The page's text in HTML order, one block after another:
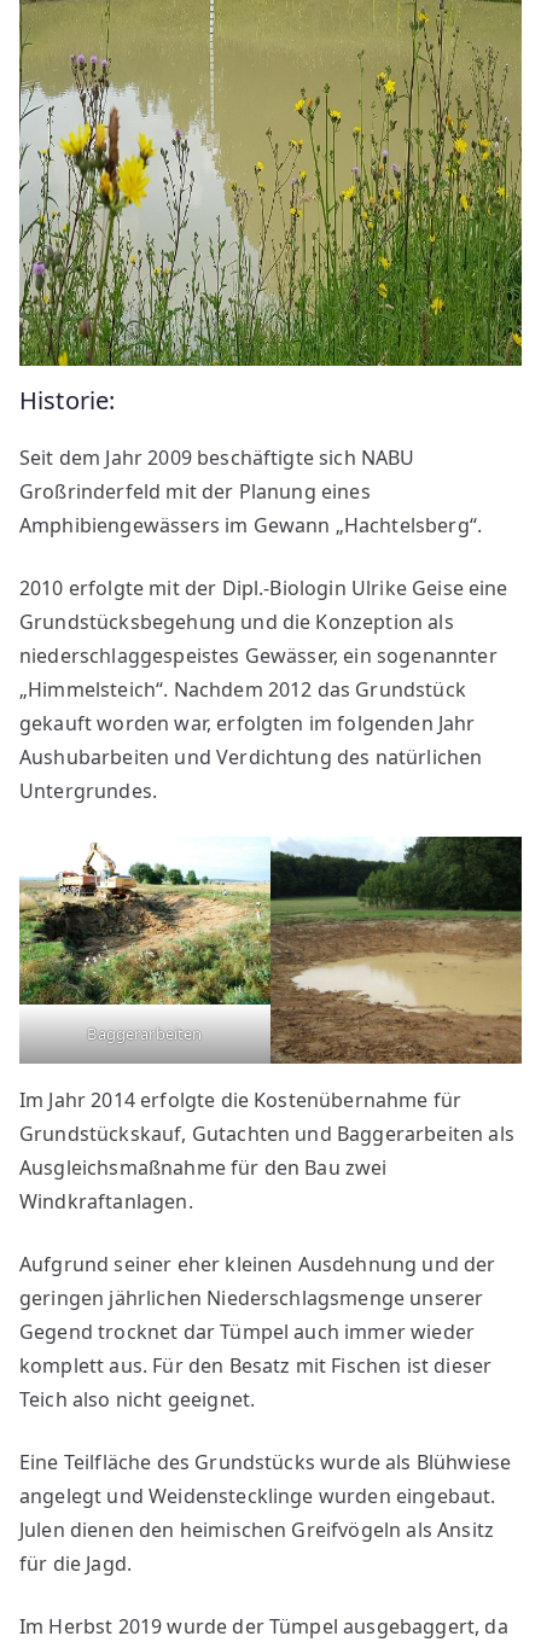
Historie:
Seit dem Jahr 2009 beschäftigte sich NABU
Großrinderfeld mit der Planung eines
Amphibiengewässers im Gewann „Hachtelsberg“.
2010 erfolgte mit der Dipl.-Biologin Ulrike Geise eine
Grundstücksbegehung und die Konzeption als
niederschlaggespeistes Gewässer, ein sogenannter
„Himmelsteich“. Nachdem 2012 das Grundstück
gekauft worden war, erfolgten im folgenden Jahr
Aushubarbeiten und Verdichtung des natürlichen
Untergrundes.
Baggerarbeiten
Im Jahr 2014 erfolgte die Kostenübernahme für
Grundstückskauf, Gutachten und Baggerarbeiten als
Ausgleichsmaßnahme für den Bau zwei
Windkraftanlagen.
Aufgrund seiner eher kleinen Ausdehnung und der
geringen jährlichen Niederschlagsmenge unserer
Gegend trocknet dar Tümpel auch immer wieder
komplett aus. Für den Besatz mit Fischen ist dieser
Teich also nicht geeignet.
Eine Teilfläche des Grundstücks wurde als Blühwiese
angelegt und Weidenstecklinge wurden eingebaut.
Julen dienen den heimischen Greifvögeln als Ansitz
für die Jagd.
Im Herbst 2019 wurde der Tümpel ausgebaggert, da